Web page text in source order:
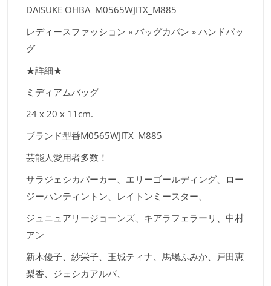
DAISUKE OHBA M0565WJITX_M885
レディースファッション » バッグカバン » ハンドバッ
グ
★詳細★
ミディアムバッグ
24 x 20 x 11cm.
ブランド型番M0565WJITX_M885
芸能人愛用者多数！
サラジェシカパーカー、エリーゴールディング、ロー
ジーハンティントン、レイトンミースター、
ジュニュアリージョーンズ、キアラフェラーリ、中村
アン
新木優子、紗栄子、玉城ティナ、馬場ふみか、戸田恵
梨香、ジェシカアルバ、